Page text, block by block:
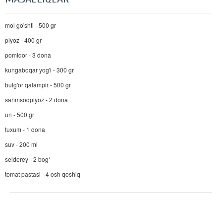
mol go'shti - 500 gr
piyoz - 400 gr
pomidor - 3 dona
kungaboqar yog'i - 300 gr
bulg'or qalampir - 500 gr
sarimsoqpiyoz - 2 dona
un - 500 gr
tuxum - 1 dona
suv - 200 ml
selderey - 2 bog‘
tomat pastasi - 4 osh qoshiq